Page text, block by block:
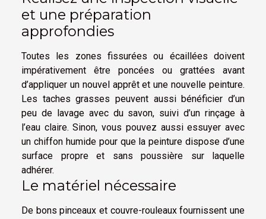
et une préparation
approfondies
Toutes les zones fissurées ou écaillées doivent
impérativement être poncées ou grattées avant
d’appliquer un nouvel apprêt et une nouvelle peinture.
Les taches grasses peuvent aussi bénéficier d’un
peu de lavage avec du savon, suivi d’un rinçage à
l’eau claire. Sinon, vous pouvez aussi essuyer avec
un chiffon humide pour que la peinture dispose d’une
surface propre et sans poussière sur laquelle
adhérer.
Le matériel nécessaire
De bons pinceaux et couvre-rouleaux fournissent une